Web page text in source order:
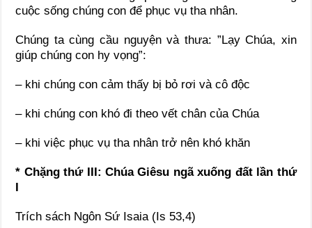
cuộc sống chúng con để phục vụ tha nhân.
Chúng ta cùng cầu nguyện và thưa: ”Lạy Chúa, xin
giúp chúng con hy vọng”:
– khi chúng con cảm thấy bị bỏ rơi và cô độc
– khi chúng con khó đi theo vết chân của Chúa
– khi việc phục vụ tha nhân trở nên khó khăn
* Chặng thứ III: Chúa Giêsu ngã xuống đất lần thứ
I
Trích sách Ngôn Sứ Isaia (Is 53,4)